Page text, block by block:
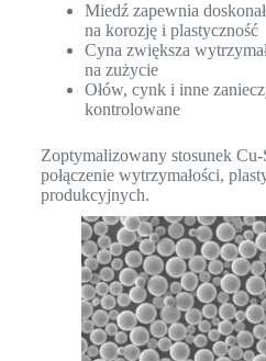
Miedź zapewnia
na korozję i plastyczność
Cyna zwiększa
na zużycie
Ołów, cynk i inne
kontrolowane
Zoptymalizowany stosunek Cu-
połączenie wytrzymałości,
produkcyjnych.